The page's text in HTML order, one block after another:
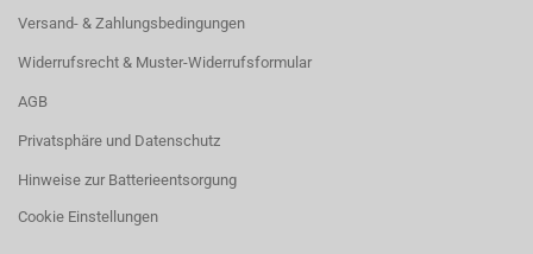
Versand- & Zahlungsbedingungen
Widerrufsrecht & Muster-Widerrufsformular
AGB
Privatsphäre und Datenschutz
Hinweise zur Batterieentsorgung
Cookie Einstellungen